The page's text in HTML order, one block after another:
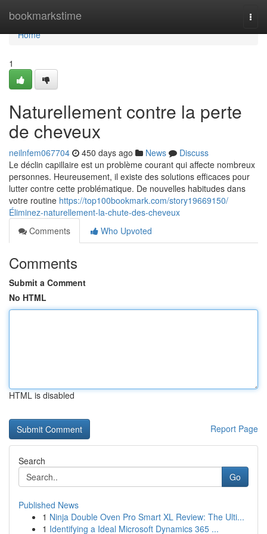
bookmarkstime
Home
Home
1
Naturellement contre la perte
de cheveux
neilnfem067704 450 days ago News
Discuss
Le déclin capillaire est un problème courant qui affecte nombreux
personnes. Heureusement, il existe des solutions efficaces pour
lutter contre cette problématique. De nouvelles habitudes dans
votre routine https://top100bookmark.com/story19669150/
Éliminez-naturellement-la-chute-des-cheveux
Comments
Who Upvoted
Comments
Submit a Comment
No HTML
HTML is disabled
Report Page
Search
Go
Published News
1 Ninja Double Oven Pro Smart XL Review: The Ulti...
1 Identifying a Ideal Microsoft Dynamics 365 ...